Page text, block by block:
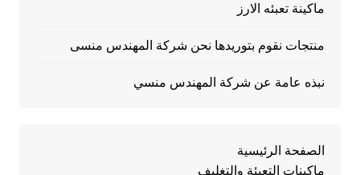
ماكينة تعبئه الارز
منتجات نقوم بتوريدها نحن شركة المهندس منسى
نبذه عامة عن شركة المهندس منسي
الصفحة الرئيسية
ماكينات التعبئة والتغليف